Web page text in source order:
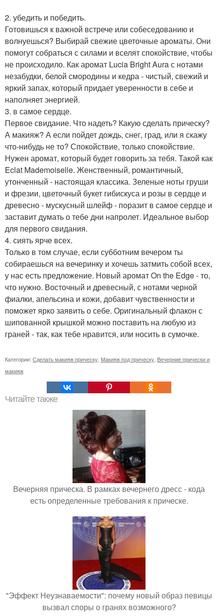
2. убедить и победить.
Готовишься к важной встрече или собеседованию и
волнуешься? Выбирай свежие цветочные ароматы. Они
помогут собраться с силами и вселят спокойствие, чтобы
не происходило. Как аромат Lucia Bright Aura с нотами
незабудки, белой смородины и кедра - чистый, свежий и
яркий запах, который придает уверенности в себе и
наполняет энергией.
3. в самое сердце.
Первое свидание. Что надеть? Какую сделать прическу?
А макияж? А если пойдет дождь, снег, град, или я скажу
что-нибудь не то? Спокойствие, только спокойствие.
Нужен аромат, который будет говорить за тебя. Такой как
Eclat Mademoiselle. Женственный, романтичный,
утонченный - настоящая классика. Зеленые ноты груши
и фрезии, цветочный букет гибискуса и розы в сердце и
древесно - мускусный шлейф - поразит в самое сердце и
заставит думать о тебе дни напролет. Идеальное выбор
для первого свидания.
4. сиять ярче всех.
Только в том случае, если субботним вечером ты
собираешься на вечеринку и хочешь затмить собой всех,
у нас есть предложение. Новый аромат On the Edge - то,
что нужно. Восточный и древесный, с нотами черной
фиалки, апельсина и кожи, добавит чувственности и
поможет ярко заявить о себе. Оригинальный флакон с
шипованной крышкой можно поставить на любую из
граней - так, как тебе нравится, или носить в сумочке.
Категории: Сделать макияж прическу Макияж под прическу Вечерние прически и
макияж
Читайте также
Вечерняя прическа. В рамках вечернего дресс - кода
есть определенные требования к прическе.
"Эффект Неузнаваемости": почему новый образ певицы
вызвал споры о гранях возможного?